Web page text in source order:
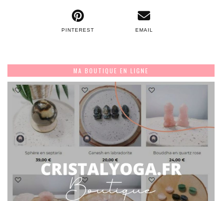
PINTEREST EMAIL
MA BOUTIQUE EN LIGNE